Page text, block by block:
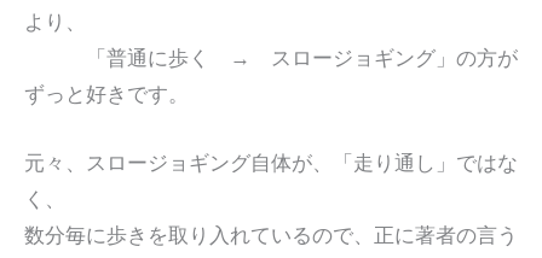
より、
「普通に歩く → スロージョギング」の方が
ずっと好きです。
元々、スロージョギング自体が、「走り通し」ではな
く、
数分毎に歩きを取り入れているので、正に著者の言う